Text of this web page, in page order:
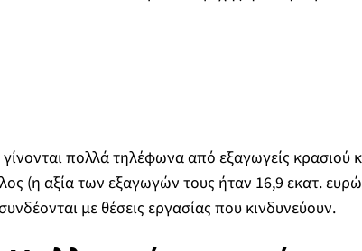
πολλά τηλέφωνα από εξαγωγείς κρασιού
(η αξία των εξαγωγών τους ήταν 16,9 εκατ.
με θέσεις εργασίας που κινδυνεύουν.